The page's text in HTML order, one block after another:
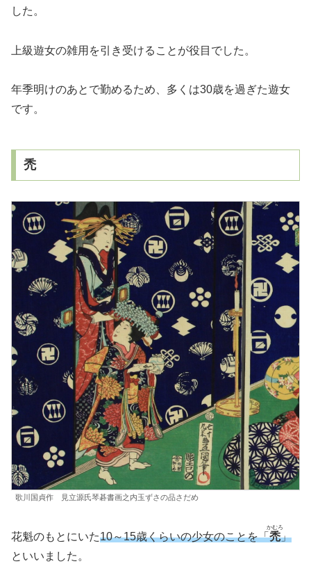
した。
上級遊女の雑用を引き受けることが役目でした。
年季明けのあとで勤めるため、多くは30歳を過ぎた遊女
です。
禿
歌川国貞作 見立源氏琴碁書画之内玉ずさの品さだめ
花魁のもとにいた10～15歳くらいの少女のことを「禿
かむろ
」
といいました。